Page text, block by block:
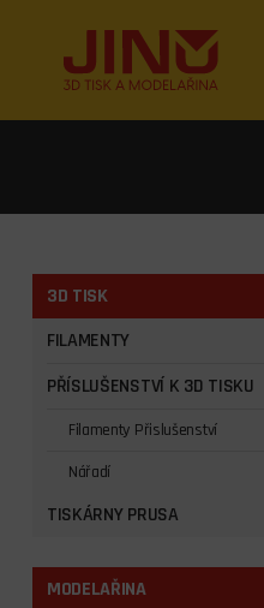
3D TISK
FILAMENTY
PŘÍSLUŠENSTVÍ K 3D TISKU
Filamenty Přislušenství
Nářadí
TISKÁRNY PRUSA
MODELAŘINA